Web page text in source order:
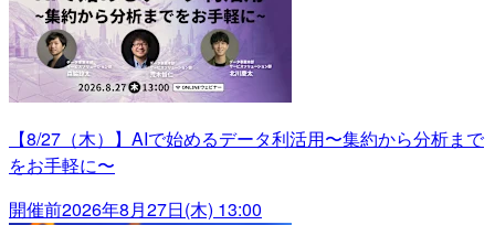
【8/27（木）】AIで始めるデータ利活用〜集約から分析まで
をお手軽に〜
開催前2026年8月27日(木) 13:00